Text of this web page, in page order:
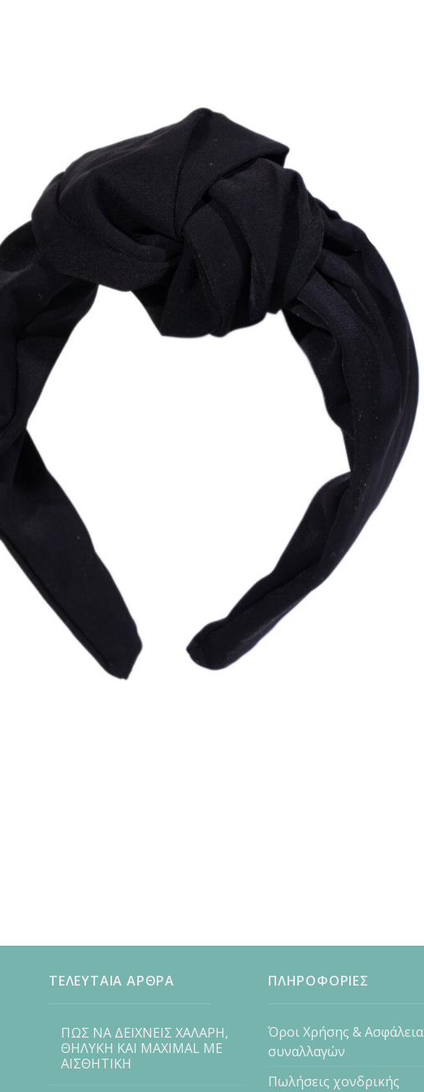
ΤΕΛΕΥΤΑΙΑ ΑΡΘΡΑ
ΠΩΣ ΝΑ ΔΕΙΧΝΕΙΣ ΧΑΛΑΡΗ,
ΘΗΛΥΚΗ ΚΑΙ MAXIMAL ΜΕ
ΑΙΣΘΗΤΙΚΗ
ΠΛΗΡΟΦΟΡΙΕΣ
Όροι Χρήσης & Ασφάλεια
συναλλαγών
Πωλήσεις χονδρικής